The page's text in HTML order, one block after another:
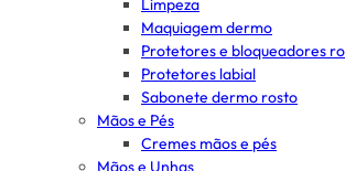
Limpeza
Maquiagem dermo
Protetores e bloqueadores
Protetores labial
Sabonete dermo rosto
Mãos e Pés
Cremes mãos e pés
Mãos e Unhas